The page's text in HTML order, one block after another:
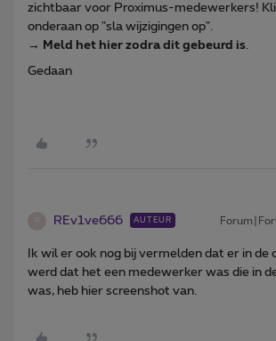
zichtbaar voor Proximus-medewerkers!
onderaan op "sla wijzigingen op".
→
Meld het hier zodra dit gebeurd is
Gedaan
REv1ve666 AUTEUR
Ik wil er ook nog bij vermelden dat er in de
werd dat het een medewerker was die in
was, heb hier screenshot van.